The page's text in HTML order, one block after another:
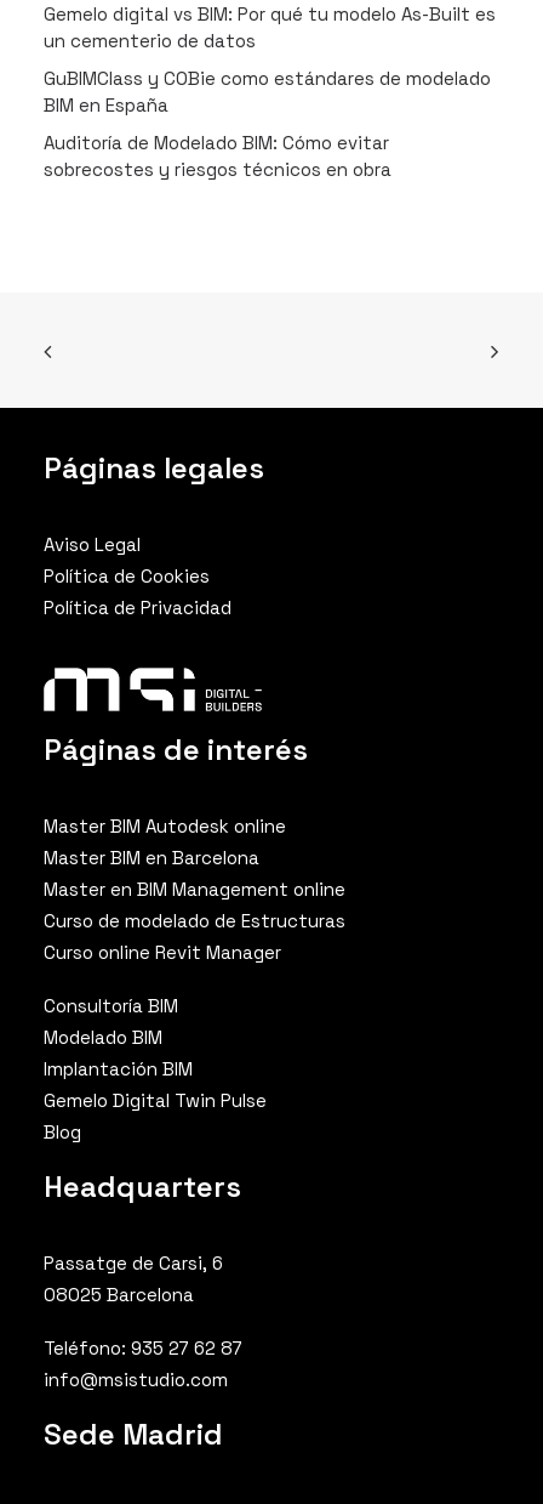
Gemelo digital vs BIM: Por qué tu modelo As-Built es
un cementerio de datos
GuBIMClass y COBie como estándares de modelado
BIM en España
Auditoría de Modelado BIM: Cómo evitar
sobrecostes y riesgos técnicos en obra
Páginas legales
Aviso Legal
Política de Cookies
Política de Privacidad
Páginas de interés
Master BIM Autodesk online
Master BIM en Barcelona
Master en BIM Management online
Curso de modelado de Estructuras
Curso online Revit Manager
Consultoría BIM
Modelado BIM
Implantación BIM
Gemelo Digital Twin Pulse
Blog
Headquarters
Passatge de Carsi, 6
08025 Barcelona
Teléfono: 935 27 62 87
info@msistudio.com
Sede Madrid